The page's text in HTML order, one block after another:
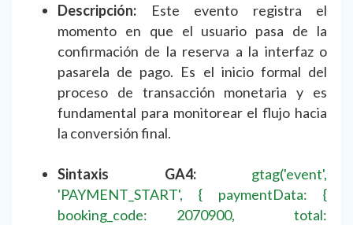
Descripción: Este evento registra el
momento en que el usuario pasa de la
confirmación de la reserva a la interfaz o
pasarela de pago. Es el inicio formal del
proceso de transacción monetaria y es
fundamental para monitorear el flujo hacia
la conversión final.
Sintaxis GA4:
gtag('event',
'PAYMENT_START', { paymentData: {
booking_code: 2070900, total: